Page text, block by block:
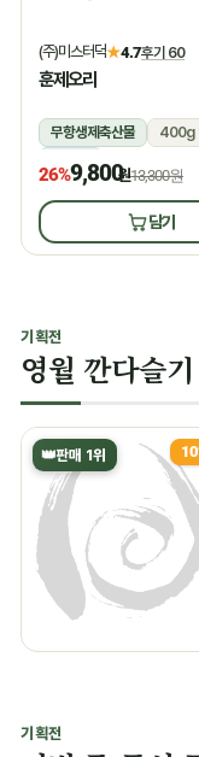
(주)미스터덕★4.7후기 60
훈제오리
무항생제축산물
400g
냉동
26%9,800원13,300원
담기
기획전
👑판매 1위
기획전